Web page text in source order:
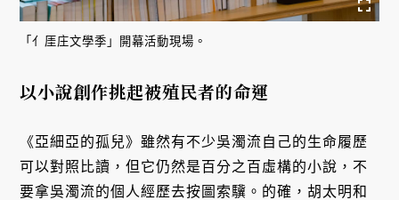
「亻厓庄文學季」開幕活動現場。
以小說創作挑起被殖民者的命運
《亞細亞的孤兒》雖然有不少吳濁流自己的生命履歷
可以對照比讀，但它仍然是百分之百虛構的小說，不
要拿吳濁流的個人經歷去按圖索驥。的確，胡太明和